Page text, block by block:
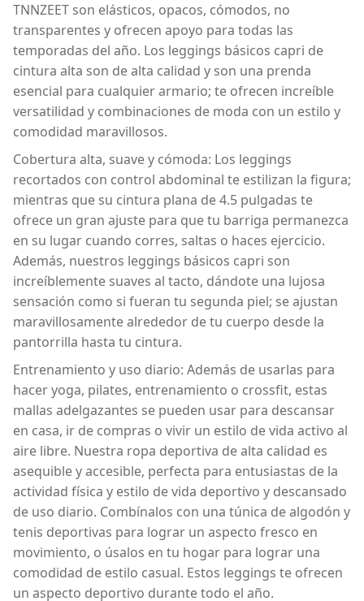
TNNZEET son elásticos, opacos, cómodos, no
transparentes y ofrecen apoyo para todas las
temporadas del año. Los leggings básicos capri de
cintura alta son de alta calidad y son una prenda
esencial para cualquier armario; te ofrecen increíble
versatilidad y combinaciones de moda con un estilo y
comodidad maravillosos.
Cobertura alta, suave y cómoda: Los leggings
recortados con control abdominal te estilizan la figura;
mientras que su cintura plana de 4.5 pulgadas te
ofrece un gran ajuste para que tu barriga permanezca
en su lugar cuando corres, saltas o haces ejercicio.
Además, nuestros leggings básicos capri son
increíblemente suaves al tacto, dándote una lujosa
sensación como si fueran tu segunda piel; se ajustan
maravillosamente alrededor de tu cuerpo desde la
pantorrilla hasta tu cintura.
Entrenamiento y uso diario: Además de usarlas para
hacer yoga, pilates, entrenamiento o crossfit, estas
mallas adelgazantes se pueden usar para descansar
en casa, ir de compras o vivir un estilo de vida activo al
aire libre. Nuestra ropa deportiva de alta calidad es
asequible y accesible, perfecta para entusiastas de la
actividad física y estilo de vida deportivo y descansado
de uso diario. Combínalos con una túnica de algodón y
tenis deportivas para lograr un aspecto fresco en
movimiento, o úsalos en tu hogar para lograr una
comodidad de estilo casual. Estos leggings te ofrecen
un aspecto deportivo durante todo el año.